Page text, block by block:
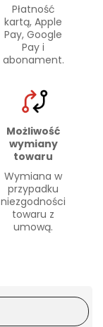
Płatność
kartą, Apple
Pay, Google
Pay i
abonament.
Możliwość
wymiany
towaru
Wymiana w
przypadku
niezgodności
towaru z
umową.